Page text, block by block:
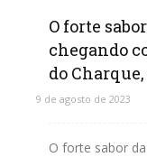
Leia mais
O forte
chegando
do
9 de agosto de 2023
O forte sabor